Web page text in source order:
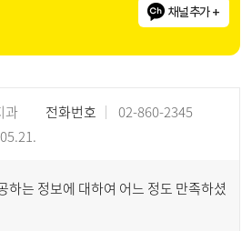
채널추가 +
과 전화번호
02-860-2345
하는 정보에 대하여 어느 정도 만족하셨